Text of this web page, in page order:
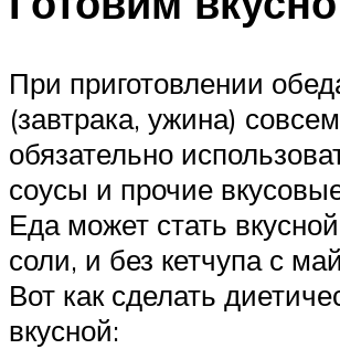
При приготовлении
(завтрака, ужина)
обязательно
соусы и прочие
Еда может стать
соли, и без кетчупа с
Вот как сделать
вкусной: